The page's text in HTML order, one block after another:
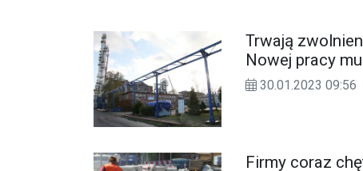
Trwają
Nowej pracy
30.01.2023 09:56
Firmy coraz